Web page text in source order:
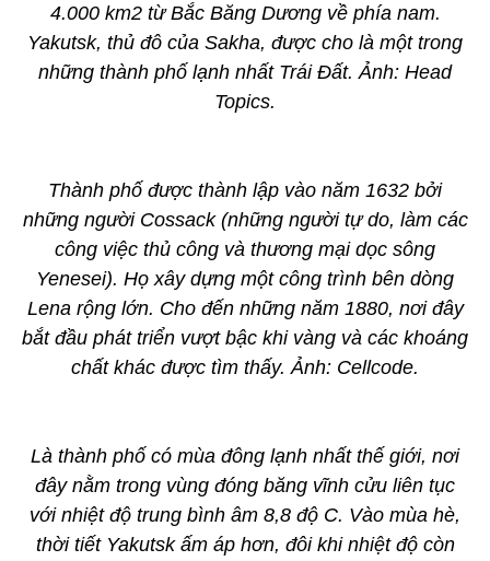
4.000 km2 từ Bắc Băng Dương về phía nam.
Yakutsk, thủ đô của Sakha, được cho là một trong
những thành phố lạnh nhất Trái Đất. Ảnh: Head
Topics.
Thành phố được thành lập vào năm 1632 bởi
những người Cossack (những người tự do, làm các
công việc thủ công và thương mại dọc sông
Yenesei). Họ xây dựng một công trình bên dòng
Lena rộng lớn. Cho đến những năm 1880, nơi đây
bắt đầu phát triển vượt bậc khi vàng và các khoáng
chất khác được tìm thấy. Ảnh: Cellcode.
Là thành phố có mùa đông lạnh nhất thế giới, nơi
đây nằm trong vùng đóng băng vĩnh cửu liên tục
với nhiệt độ trung bình âm 8,8 độ C. Vào mùa hè,
thời tiết Yakutsk ấm áp hơn, đôi khi nhiệt độ còn